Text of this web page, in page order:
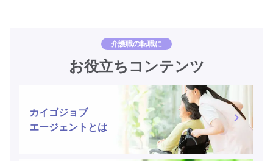
介護職の転職に
お役立ちコンテンツ
カイゴジョブ
エージェントとは